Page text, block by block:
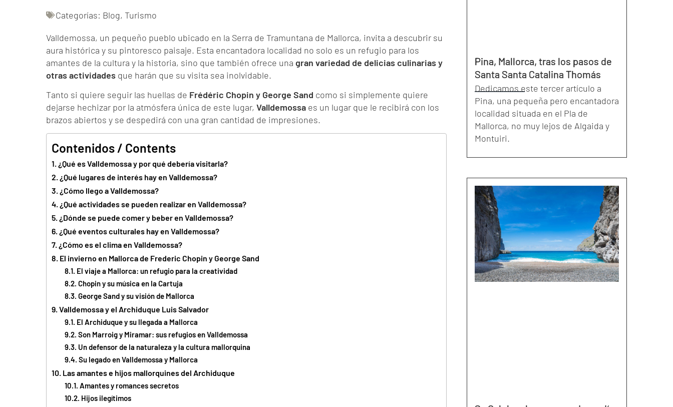
Categorías: Blog, Turismo
Valldemossa, un pequeño pueblo ubicado en la Serra de Tramuntana de Mallorca, invita a descubrir su
aura histórica y su pintoresco paisaje. Esta encantadora localidad no solo es un refugio para los
amantes de la cultura y la historia, sino que también ofrece una gran variedad de delicias culinarias y
otras actividades que harán que su visita sea inolvidable.
Tanto si quiere seguir las huellas de Frédéric Chopin y George Sand como si simplemente quiere
dejarse hechizar por la atmósfera única de este lugar, Valldemossa es un lugar que le recibirá con los
brazos abiertos y se despedirá con una gran cantidad de impresiones.
Contenidos / Contents
¿Qué es Valldemossa y por qué debería visitarla?
¿Qué lugares de interés hay en Valldemossa?
¿Cómo llego a Valldemossa?
¿Qué actividades se pueden realizar en Valldemossa?
¿Dónde se puede comer y beber en Valldemossa?
¿Qué eventos culturales hay en Valldemossa?
¿Cómo es el clima en Valldemossa?
El invierno en Mallorca de Frederic Chopin y George Sand
El viaje a Mallorca: un refugio para la creatividad
Chopin y su música en la Cartuja
George Sand y su visión de Mallorca
Valldemossa y el Archiduque Luis Salvador
El Archiduque y su llegada a Mallorca
Son Marroig y Miramar: sus refugios en Valldemossa
Un defensor de la naturaleza y la cultura mallorquina
Su legado en Valldemossa y Mallorca
Las amantes e hijos mallorquines del Archiduque
Amantes y romances secretos
Hijos ilegítimos
Pina, Mallorca, tras los pasos de
Santa Santa Catalina Thomás
Dedicamos este tercer artículo a
Pina, una pequeña pero encantadora
localidad situada en el Pla de
Mallorca, no muy lejos de Algaida y
Montuiri.